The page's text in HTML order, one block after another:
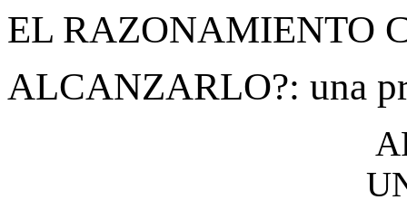
EL RAZONAMIENTO
ALCANZARLO?: una